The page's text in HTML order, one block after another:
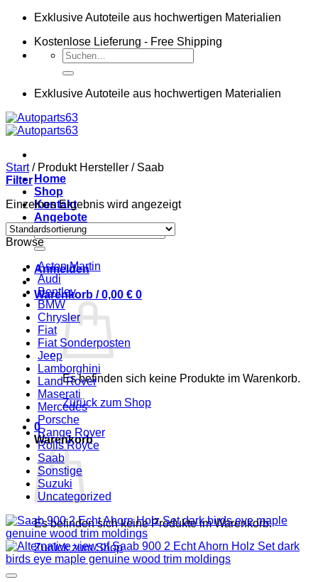
Zum
springen
Exklusive Autoteile aus hochwertigen Materialien
Kostenlose Lieferung - Free Shipping
Suchen
nach:
Exklusive Autoteile aus hochwertigen Materialien
Home
Shop
Kontakt
Angebote
Suchen
nach:
Anmelden
Warenkorb /0,00 € 0
Es befinden sich keine Produkte im Warenkorb.
Zurück zum Shop
0
Warenkorb
Es befinden sich keine Produkte im Warenkorb.
Zurück zum Shop
Start /Produkt Hersteller /Saab
Filter
Einzelnes Ergebnis wird angezeigt
Browse
Aston Martin
Audi
Bentley
BMW
Chrysler
Fiat
Fiat Sonderposten
Jeep
Lamborghini
Land Rover
Maserati
Mercedes
Porsche
Range Rover
Rolls Royce
Saab
Sonstige
Suzuki
Uncategorized